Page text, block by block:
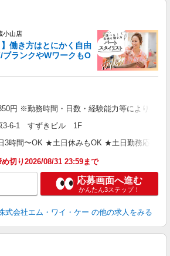
小山店
】働き方はとにかく自由
ブランクやWワークもO
円 ※勤務時間・日数・経験能力等により考慮
3-6-1 すずきビル 1F
3時間〜OK ★土日休みもOK ★土日勤務応相談
切り2026/08/31 23:59まで
応募画面へ進む
かんたん3ステップ！
式会社エム・ワイ・ケー の他の求人をみる